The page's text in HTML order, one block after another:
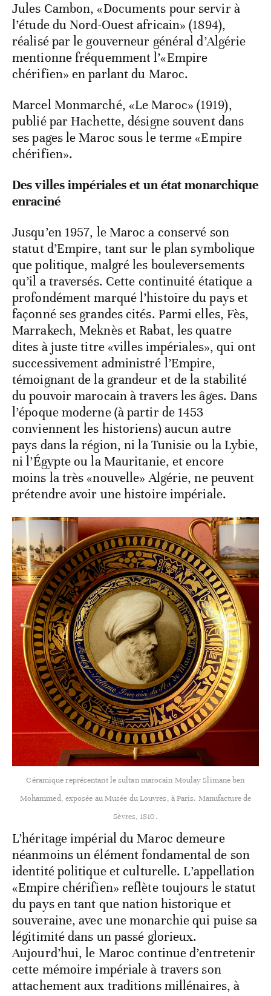
Jules Cambon, «Documents pour servir à
l’étude du Nord-Ouest africain» (1894),
réalisé par le gouverneur général d’Algérie
mentionne fréquemment l’«Empire
chérifien» en parlant du Maroc.
Marcel Monmarché, «Le Maroc» (1919),
publié par Hachette, désigne souvent dans
ses pages le Maroc sous le terme «Empire
chérifien».
Des villes impériales et un état monarchique
enraciné
Jusqu’en 1957, le Maroc a conservé son
statut d’Empire, tant sur le plan symbolique
que politique, malgré les bouleversements
qu’il a traversés. Cette continuité étatique a
profondément marqué l’histoire du pays et
façonné ses grandes cités. Parmi elles, Fès,
Marrakech, Meknès et Rabat, les quatre
dites à juste titre «villes impériales», qui ont
successivement administré l’Empire,
témoignant de la grandeur et de la stabilité
du pouvoir marocain à travers les âges. Dans
l’époque moderne (à partir de 1453
conviennent les historiens) aucun autre
pays dans la région, ni la Tunisie ou la Lybie,
ni l’Égypte ou la Mauritanie, et encore
moins la très «nouvelle» Algérie, ne peuvent
prétendre avoir une histoire impériale.
Céramique représentant le sultan marocain Moulay Slimane ben
Mohammed, exposée au Musée du Louvres, à Paris. Manufacture de
Sèvres, 1810.
L’héritage impérial du Maroc demeure
néanmoins un élément fondamental de son
identité politique et culturelle. L’appellation
«Empire chérifien» reflète toujours le statut
du pays en tant que nation historique et
souveraine, avec une monarchie qui puise sa
légitimité dans un passé glorieux.
Aujourd’hui, le Maroc continue d’entretenir
cette mémoire impériale à travers son
attachement aux traditions millénaires, à